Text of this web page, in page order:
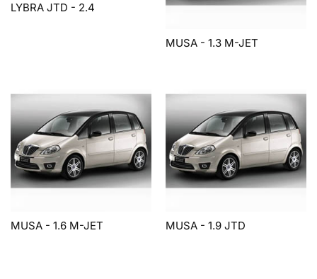
LYBRA JTD - 2.4
MUSA - 1.3 M-JET
MUSA - 1.6 M-JET MUSA - 1.9 JTD